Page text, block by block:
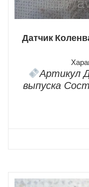
Датчик
Артикул
выпуска